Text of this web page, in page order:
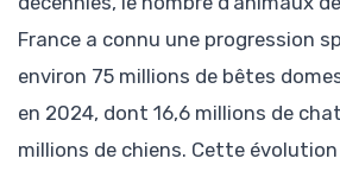
France a connu une progression
environ 75 millions de bêtes
en 2024, dont 16,6 millions de
millions de chiens. Cette